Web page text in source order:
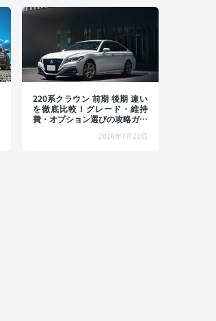
220系クラウン 前期 後期 違い
を徹底比較！グレード・維持
費・オプション選びの攻略ガイ
2026年7月21日